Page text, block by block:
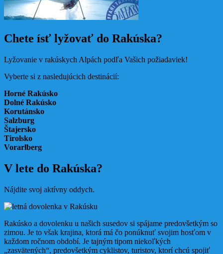
Chete ísť lyžovať do Rakúska?
Lyžovanie v rakúskych Alpách podľa Vašich požiadaviek!
Vyberte si z nasledujúcich destinácií:
Horné Rakúsko
Dolné Rakúsko
Korutánsko
Salzburg
Štajersko
Tirolsko
Vorarlberg
V lete do Rakúska?
Nájdite svoj aktívny oddych.
Rakúsko a dovolenku u našich susedov si spájame predovšetkým so
zimou. Je to však krajina, ktorá má čo ponúknuť svojim hosťom v
každom ročnom období. Je tajným tipom niekoľkých
„zasvätených“, predovšetkým cyklistov, turistov, ktorí chcú spojiť